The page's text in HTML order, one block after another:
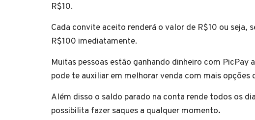
R$10.
Cada convite aceito renderá o valor de R$10 ou seja,
R$100 imediatamente.
Muitas pessoas estão ganhando dinheiro com
pode te auxiliar em melhorar venda com mais opções
Além disso o saldo parado na conta rende todos os
possibilita fazer saques a qualquer momento.